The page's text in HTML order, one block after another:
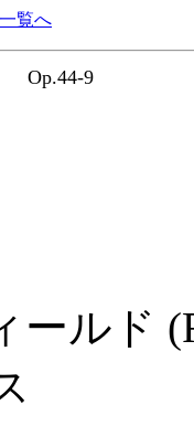
覧へ
Op.44-9
ルド